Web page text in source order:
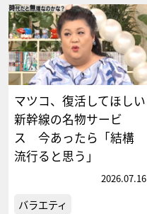
マツコ、復活してほしい
新幹線の名物サービ
ス 今あったら「結構
流行ると思う」
2026.07.16
バラエティ